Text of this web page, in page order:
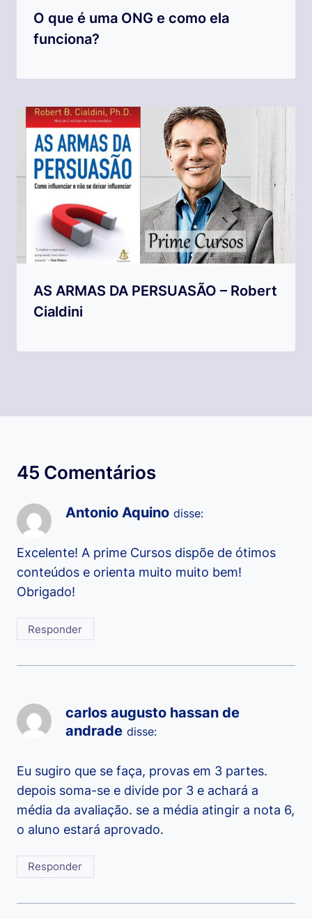
O que é uma ONG e como ela
funciona?
AS ARMAS DA PERSUASÃO – Robert
Cialdini
45 Comentários
Antonio Aquino disse:
Excelente! A prime Cursos dispõe de ótimos
conteúdos e orienta muito muito bem!
Obrigado!
Responder
carlos augusto hassan de
andrade disse:
Eu sugiro que se faça, provas em 3 partes.
depois soma-se e divide por 3 e achará a
média da avaliação. se a média atingir a nota 6,
o aluno estará aprovado.
Responder